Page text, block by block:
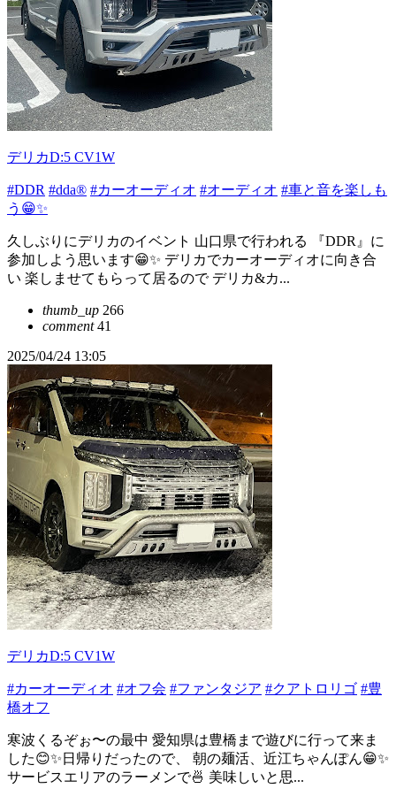
デリカD:5 CV1W
#DDR #dda®︎ #カーオーディオ #オーディオ #車と音を楽しも
う😁✨
久しぶりにデリカのイベント 山口県で行われる 『DDR』に
参加しよう思います😁✨ デリカでカーオーディオに向き合
い 楽しませてもらって居るので デリカ&カ...
thumb_up 266
comment41
2025/04/24 13:05
デリカD:5 CV1W
#カーオーディオ #オフ会 #ファンタジア #クアトロリゴ #豊
橋オフ
寒波くるぞぉ〜の最中 愛知県は豊橋まで遊びに行って来ま
した😊✨日帰りだったので、 朝の麺活、近江ちゃんぽん😁✨
サービスエリアのラーメンで🍜 美味しいと思...